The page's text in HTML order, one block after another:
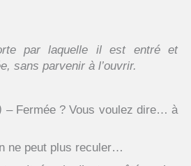
par laquelle il est entré et
sans parvenir à l’ouvrir.
– Fermée ? Vous voulez dire… à
ne peut plus reculer…